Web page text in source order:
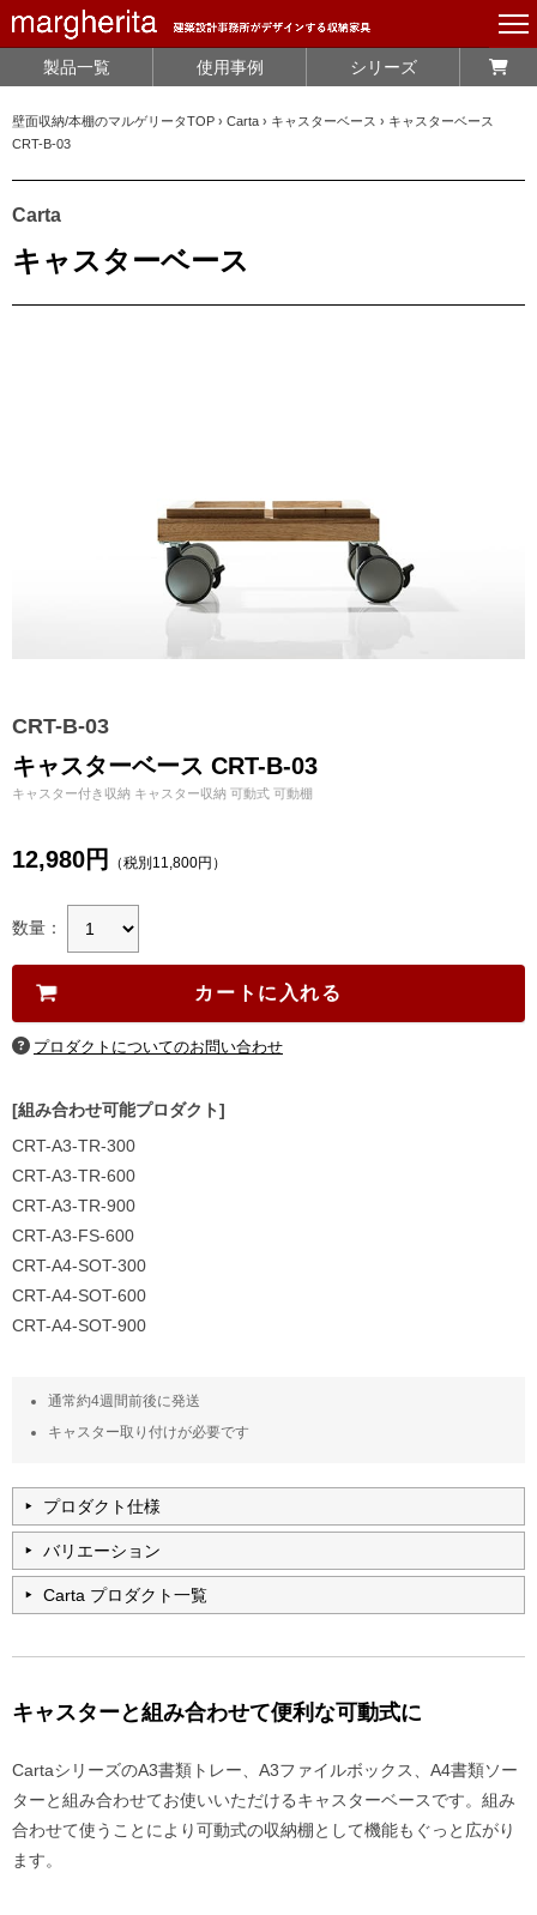
製品一覧 使用事例 シリーズ
壁面収納/本棚のマルゲリータTOP › Carta › キャスターベース › キャスターベース
CRT-B-03
Carta
キャスターベース
CRT-B-03
キャスターベース CRT-B-03
キャスター付き収納 キャスター収納 可動式 可動棚
12,980円 （税別11,800円）
数量：
[組み合わせ可能プロダクト]
CRT-A3-TR-300
CRT-A3-TR-600
CRT-A3-TR-900
CRT-A3-FS-600
CRT-A4-SOT-300
CRT-A4-SOT-600
CRT-A4-SOT-900
通常約4週間前後に発送
キャスター取り付けが必要です
プロダクト仕様
バリエーション
Carta プロダクト一覧
キャスターと組み合わせて便利な可動式に
CartaシリーズのA3書類トレー、A3ファイルボックス、A4書類ソー
ターと組み合わせてお使いいただけるキャスターベースです。組み
合わせて使うことにより可動式の収納棚として機能もぐっと広がり
ます。